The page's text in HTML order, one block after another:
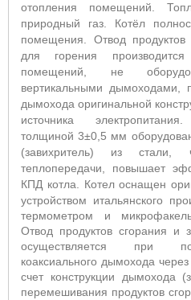
отопления помещений.
природный газ. Котёл
помещения. Отвод продуктов
для горения
помещений, не
вертикальными дымоходами,
дымохода оригинальной
источника
толщиной 3±0,5 мм
(завихритель) из стали,
теплопередачи, повышает
КПД котла. Котел оснащен
устройством итальянского
термометром и
Отвод продуктов сгорания и
осуществляется при
коаксиального дымохода
счет конструкции дымохода
перемешивания продуктов